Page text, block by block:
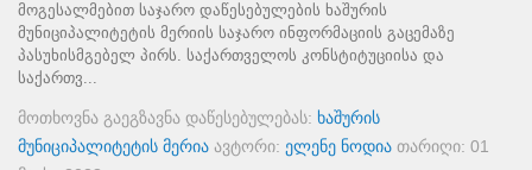
მოგესალმებით საჯარო დაწესებულების ხაშურის
მუნიციპალიტეტის მერიის საჯარო ინფორმაციის გაცემაზე
პასუხისმგებელ პირს. საქართველოს კონსტიტუციისა და
საქართვ...
მოთხოვნა გაეგზავნა დაწესებულებას: ხაშურის
მუნიციპალიტეტის მერია ავტორი: ელენე ნოდია თარიღი: 01